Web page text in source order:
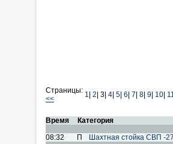
Страницы:
<<
1 2 3| 4 5 6 7 8 9 10
Время Категория
08:32
П Шахтная стойка СВП -